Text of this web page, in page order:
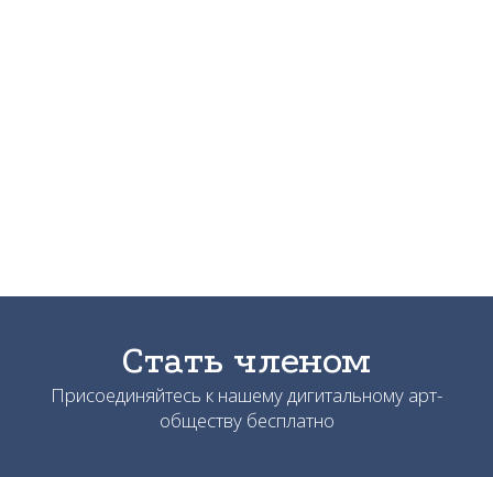
Стать членом
Присоединяйтесь к нашему дигитальному арт-
обществу бесплатно